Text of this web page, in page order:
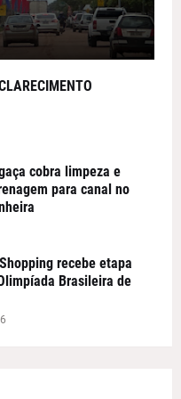
cobra limpeza e
para canal no
recebe etapa
Brasileira de